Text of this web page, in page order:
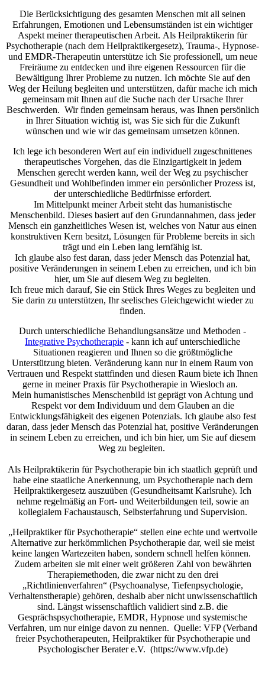
Die Berücksichtigung des gesamten Menschen mit all seinen
Erfahrungen, Emotionen und Lebensumständen ist ein wichtiger
Aspekt meiner therapeutischen Arbeit. Als Heilpraktikerin für
Psychotherapie (nach dem Heilpraktikergesetz), Trauma-, Hypnose-
und EMDR-Therapeutin unterstütze ich Sie professionell, um neue
Freiräume zu entdecken und ihre eigenen Ressourcen für die
Bewältigung Ihrer Probleme zu nutzen. Ich möchte Sie auf den
Weg der Heilung begleiten und unterstützen, dafür mache ich mich
gemeinsam mit Ihnen auf die Suche nach der Ursache Ihrer
Beschwerden. Wir finden gemeinsam heraus, was Ihnen persönlich
in Ihrer Situation wichtig ist, was Sie sich für die Zukunft
wünschen und wie wir das gemeinsam umsetzen können.
Ich lege ich besonderen Wert auf ein individuell zugeschnittenes
therapeutisches Vorgehen, das die Einzigartigkeit in jedem
Menschen gerecht werden kann, weil der Weg zu psychischer
Gesundheit und Wohlbefinden immer ein persönlicher Prozess ist,
der unterschiedliche Bedürfnisse erfordert.
Im Mittelpunkt meiner Arbeit steht das humanistische
Menschenbild. Dieses basiert auf den Grundannahmen, dass jeder
Mensch ein ganzheitliches Wesen ist, welches von Natur aus einen
konstruktiven Kern besitzt, Lösungen für Probleme bereits in sich
trägt und ein Leben lang lernfähig ist.
Ich glaube also fest daran, dass jeder Mensch das Potenzial hat,
positive Veränderungen in seinem Leben zu erreichen, und ich bin
hier, um Sie auf diesem Weg zu begleiten.
Ich freue mich darauf, Sie ein Stück Ihres Weges zu begleiten und
Sie darin zu unterstützen, Ihr seelisches Gleichgewicht wieder zu
finden.
Durch unterschiedliche Behandlungsansätze und Methoden -
Integrative Psychotherapie - kann ich auf unterschiedliche
Situationen reagieren und Ihnen so die größtmögliche
Unterstützung bieten. Veränderung kann nur in einem Raum von
Vertrauen und Respekt stattfinden und diesen Raum biete ich Ihnen
gerne in meiner Praxis für Psychotherapie in Wiesloch an.
Mein humanistisches Menschenbild ist geprägt von Achtung und
Respekt vor dem Individuum und dem Glauben an die
Entwicklungsfähigkeit des eigenen Potenzials. Ich glaube also fest
daran, dass jeder Mensch das Potenzial hat, positive Veränderungen
in seinem Leben zu erreichen, und ich bin hier, um Sie auf diesem
Weg zu begleiten.
Als Heilpraktikerin für Psychotherapie bin ich staatlich geprüft und
habe eine staatliche Anerkennung, um Psychotherapie nach dem
Heilpraktikergesetz auszuüben (Gesundheitsamt Karlsruhe). Ich
nehme regelmäßig an Fort- und Weiterbildungen teil, sowie an
kollegialem Fachaustausch, Selbsterfahrung und Supervision.
„Heilpraktiker für Psychotherapie“ stellen eine echte und wertvolle
Alternative zur herkömmlichen Psychotherapie dar, weil sie meist
keine langen Wartezeiten haben, sondern schnell helfen können.
Zudem arbeiten sie mit einer weit größeren Zahl von bewährten
Therapiemethoden, die zwar nicht zu den drei
„Richtlinienverfahren“ (Psychoanalyse, Tiefenpsychologie,
Verhaltenstherapie) gehören, deshalb aber nicht unwissenschaftlich
sind. Längst wissenschaftlich validiert sind z.B. die
Gesprächspsychotherapie, EMDR, Hypnose und systemische
Verfahren, um nur einige davon zu nennen. Quelle: VFP (Verband
freier Psychotherapeuten, Heilpraktiker für Psychotherapie und
Psychologischer Berater e.V. (https://www.vfp.de)